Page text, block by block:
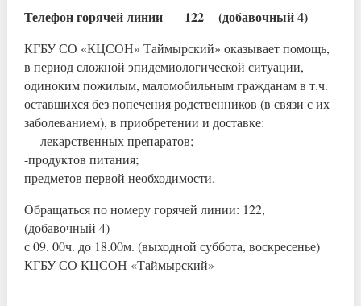
Телефон горячей линии 122 (добавочный 4)
КГБУ СО «КЦСОН» Таймырский» оказывает помощь,
в период сложной эпидемиологической ситуации,
одиноким пожилым, маломобильным гражданам в т.ч.
оставшихся без попечения родственников (в связи с их
заболеванием), в приобретении и доставке:
— лекарственных препаратов;
-продуктов питания;
предметов первой необходимости.
Обращаться по номеру горячей линии: 122,
(добавочный 4)
с 09. 00ч. до 18.00м. (выходной суббота, воскресенье)
КГБУ СО КЦСОН «Таймырский»